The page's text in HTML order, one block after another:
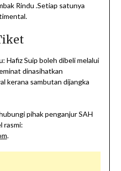
Rindu .Setiap satunya
Hafiz Suip boleh dibeli melalui
dinasihatkan
kerana sambutan dijangka
pihak penganjur SAH
rasmi:
.